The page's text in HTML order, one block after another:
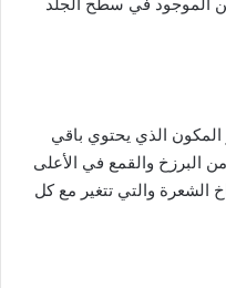
الذي يحتوي باقي
البرزخ والقمع في الأعلى
الشعرة والتي تتغير مع كل